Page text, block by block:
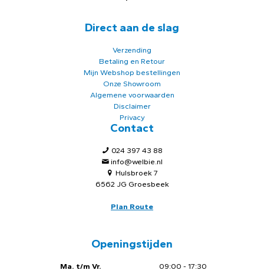
Direct aan de slag
Verzending
Betaling en Retour
Mijn Webshop bestellingen
Onze Showroom
Algemene voorwaarden
Disclaimer
Privacy
Contact
024 397 43 88
info@welbie.nl
Hulsbroek 7
6562 JG Groesbeek
Plan Route
Openingstijden
Ma. t/m Vr. 09:00 - 17:30